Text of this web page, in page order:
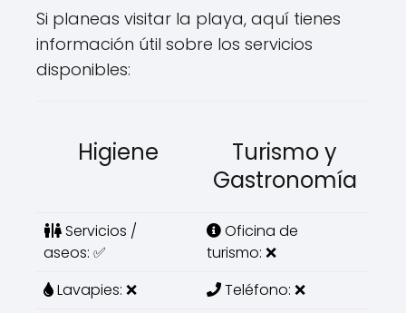
Si planeas visitar la playa, aquí tienes
información útil sobre los servicios
disponibles:
Higiene
Turismo y
Gastronomía
Servicios /
aseos: ✅
Oficina de
turismo: ❌
Lavapies: ❌
Teléfono: ❌